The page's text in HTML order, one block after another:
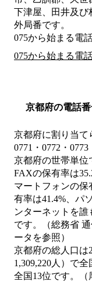
下津屋、田井及び
外局番です。
075から始まる電
075から始まる電
京都府の電話
京都府に割り当て
0771・0772・0773
京都府の世帯単位
FAXの保有率は
マートフォンの保
有率は41.4%、パ
ンターネットを誰
です。（総務省
ータを参照）
京都府の総人口は
1,309,220人）で
全国13位です。